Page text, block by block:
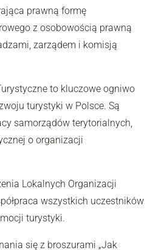
prawną formę
z osobowością prawną
zarządem i komisją
to kluczowe ogniwo
turystyki w Polsce. Są
samorządów terytorialnych,
o organizacji
Lokalnych Organizacji
wszystkich uczestników
turystyki.
się z broszurami „Jak